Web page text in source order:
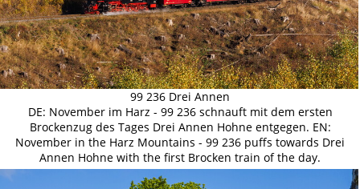
99 236 Drei Annen
DE: November im Harz - 99 236 schnauft mit dem ersten
Brockenzug des Tages Drei Annen Hohne entgegen. EN:
November in the Harz Mountains - 99 236 puffs towards Drei
Annen Hohne with the first Brocken train of the day.